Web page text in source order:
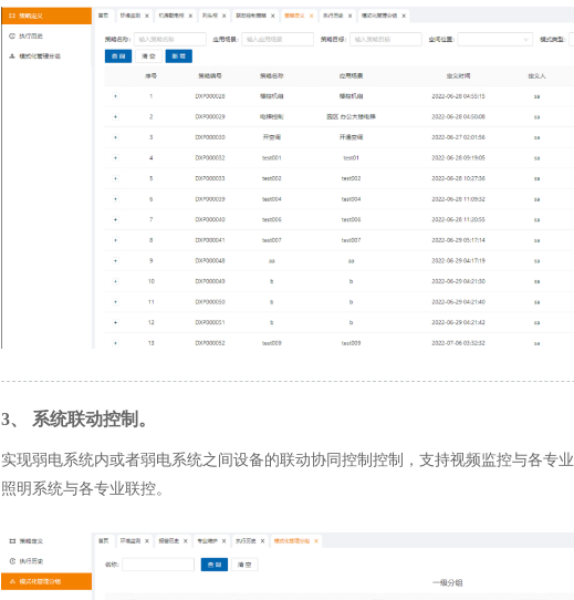
3、 系统联动控制。
实现弱电系统内或者弱电系统之间设备的联动协同控制控制，支持视频监控与各专
照明系统与各专业联控。